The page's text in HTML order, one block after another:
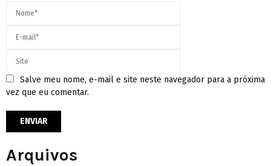
Salve meu nome, e-mail e site neste navegador para a próxima
vez que eu comentar.
Arquivos